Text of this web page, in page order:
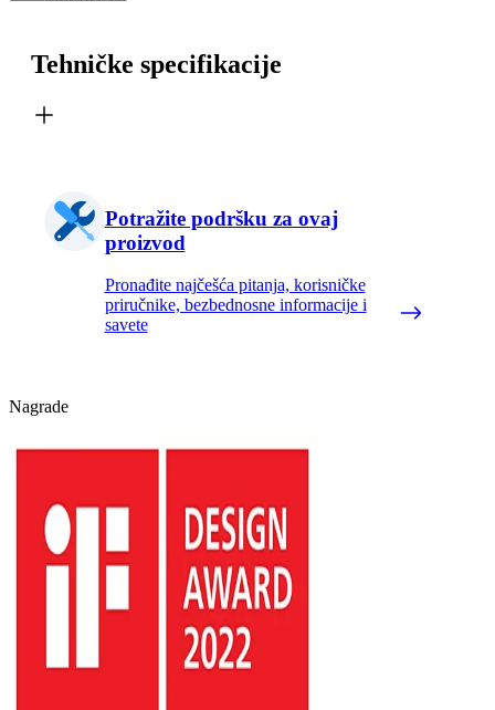
Tehničke specifikacije
Potražite podršku za ovaj
proizvod
Pronađite najčešća pitanja, korisničke
priručnike, bezbednosne informacije i
savete
Nagrade